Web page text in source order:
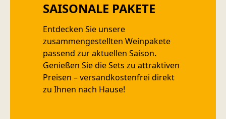
SAISONALE PAKETE
Entdecken Sie unsere
zusammengestellten Weinpakete
passend zur aktuellen Saison.
Genießen Sie die Sets zu attraktiven
Preisen – versandkostenfrei direkt
zu Ihnen nach Hause!